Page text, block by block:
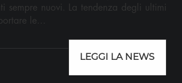
sempre nuovi. La tendenza degli ultimi
le...
LEGGI LA NEWS